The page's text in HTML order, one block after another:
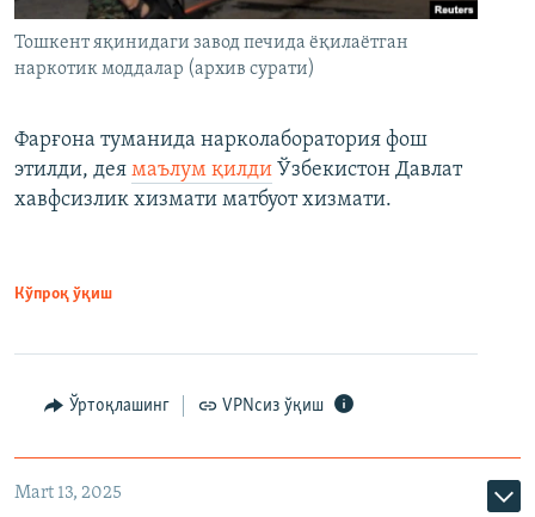
Тошкент яқинидаги завод печида ёқилаётган
наркотик моддалар (архив сурати)
Фарғона туманида нарколаборатория фош
этилди, дея маълум қилди Ўзбекистон Давлат
хавфсизлик хизмати матбуот хизмати.
Кўпроқ ўқиш
Ўртоқлашинг VPNсиз ўқиш
Mart 13, 2025